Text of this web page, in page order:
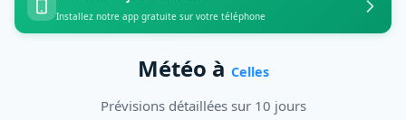
Installez notre app gratuite sur votre téléphone
Météo à Celles
Prévisions détaillées sur 10 jours